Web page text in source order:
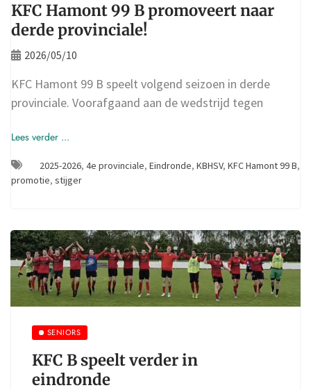
KFC Hamont 99 B promoveert naar
derde provinciale!
2026/05/10
KFC Hamont 99 B speelt volgend seizoen in derde
provinciale. Voorafgaand aan de wedstrijd tegen
Lees verder ...
2025-2026, 4e provinciale, Eindronde, KBHSV, KFC Hamont 99 B,
promotie, stijger
SENIORS
KFC B speelt verder in
eindronde